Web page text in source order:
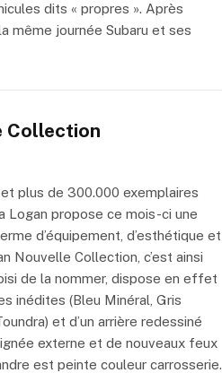
dits « propres ». Après
même journée Subaru et ses
Collection
plus de 300.000 exemplaires
Logan propose ce mois-ci une
d’équipement, d’esthétique et
Nouvelle Collection, c’est ainsi
de la nommer, dispose en effet
inédites (Bleu Minéral, Gris
et d’un arrière redessiné
externe et de nouveaux feux
est peinte couleur carrosserie.